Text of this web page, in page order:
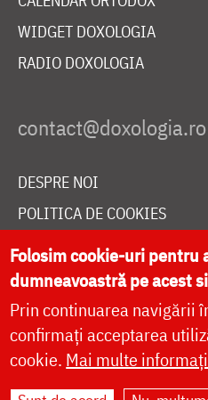
WIDGET DOXOLOGIA
RADIO DOXOLOGIA
DESPRE NOI
POLITICA DE COOKIES
DONEAZĂ ONLINE PENTRU
LIVE
Folosim cookie-uri
dumneavoastră pe acest
Prin continuarea navigării
confirmați acceptarea
cookie. Mai multe